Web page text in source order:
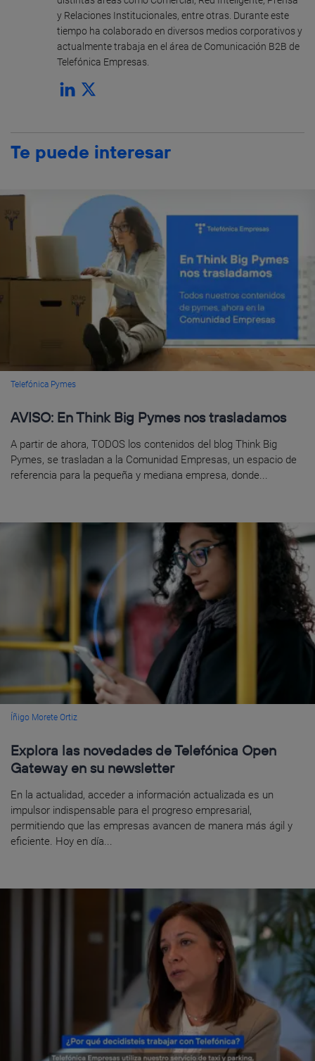
y Relaciones Institucionales, entre otras. Durante este
tiempo ha colaborado en diversos medios corporativos y
actualmente trabaja en el área de Comunicación B2B de
Telefónica Empresas.
Te puede interesar
Telefónica Pymes
AVISO: En Think Big Pymes nos trasladamos
A partir de ahora, TODOS los contenidos del blog Think Big
Pymes, se trasladan a la Comunidad Empresas, un espacio de
referencia para la pequeña y mediana empresa, donde...
Íñigo Morete Ortiz
Explora las novedades de Telefónica Open
Gateway en su newsletter
En la actualidad, acceder a información actualizada es un
impulsor indispensable para el progreso empresarial,
permitiendo que las empresas avancen de manera más ágil y
eficiente. Hoy en día...